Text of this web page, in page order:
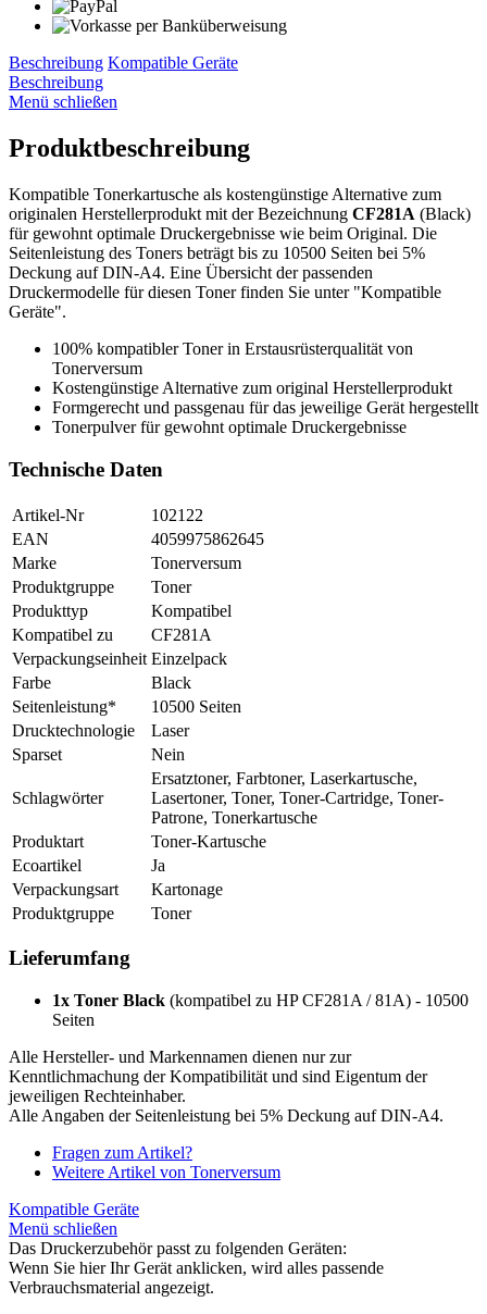
Beschreibung Kompatible Geräte
Beschreibung
Menü schließen
Produktbeschreibung
Kompatible Tonerkartusche als kostengünstige Alternative zum
originalen Herstellerprodukt mit der Bezeichnung CF281A (Black)
für gewohnt optimale Druckergebnisse wie beim Original. Die
Seitenleistung des Toners beträgt bis zu 10500 Seiten bei 5%
Deckung auf DIN-A4. Eine Übersicht der passenden
Druckermodelle für diesen Toner finden Sie unter "Kompatible
Geräte".
100% kompatibler Toner in Erstausrüsterqualität von
Tonerversum
Kostengünstige Alternative zum original Herstellerprodukt
Formgerecht und passgenau für das jeweilige Gerät hergestellt
Tonerpulver für gewohnt optimale Druckergebnisse
Technische Daten
Artikel-Nr
102122
EAN
4059975862645
Marke
Tonerversum
Produktgruppe
Toner
Produkttyp
Kompatibel
Kompatibel zu
CF281A
Verpackungseinheit Einzelpack
Farbe
Black
Seitenleistung*
10500 Seiten
Drucktechnologie
Laser
Sparset
Nein
Schlagwörter
Ersatztoner, Farbtoner, Laserkartusche,
Lasertoner, Toner, Toner-Cartridge, Toner-
Patrone, Tonerkartusche
Produktart
Toner-Kartusche
Ecoartikel
Ja
Verpackungsart
Kartonage
Produktgruppe
Toner
Lieferumfang
1x Toner Black (kompatibel zu HP CF281A / 81A) - 10500
Seiten
Alle Hersteller- und Markennamen dienen nur zur
Kenntlichmachung der Kompatibilität und sind Eigentum der
jeweiligen Rechteinhaber.
Alle Angaben der Seitenleistung bei 5% Deckung auf DIN-A4.
Fragen zum Artikel?
Weitere Artikel von Tonerversum
Kompatible Geräte
Menü schließen
Das Druckerzubehör passt zu folgenden Geräten:
Wenn Sie hier Ihr Gerät anklicken, wird alles passende
Verbrauchsmaterial angezeigt.